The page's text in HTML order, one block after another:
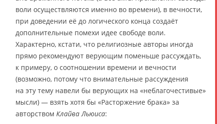
воли осуществляются именно во времени), в вечности,
при доведении её до логического конца создаёт
дополнительные помехи идее свободе воли.
Характерно, кстати, что религиозные авторы иногда
прямо рекомендуют верующим поменьше рассуждать,
к примеру, о соотношении времени и вечности
(возможно, потому что внимательные рассуждения
на эту тему навели бы верующих на «неблагочестивые»
мысли) — взять хотя бы «Расторжение брака» за
авторством Клайва Льюиса: